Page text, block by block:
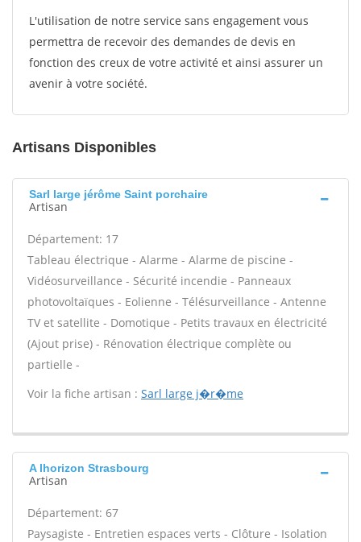
L'utilisation de notre service sans engagement vous
permettra de recevoir des demandes de devis en
fonction des creux de votre activité et ainsi assurer un
avenir à votre société.
Artisans Disponibles
Sarl large jérôme Saint porchaire
Artisan
Département: 17
Tableau électrique - Alarme - Alarme de piscine -
Vidéosurveillance - Sécurité incendie - Panneaux
photovoltaïques - Eolienne - Télésurveillance - Antenne
TV et satellite - Domotique - Petits travaux en électricité
(Ajout prise) - Rénovation électrique complète ou
partielle -
Voir la fiche artisan : Sarl large j�r�me
A lhorizon Strasbourg
Artisan
Département: 67
Paysagiste - Entretien espaces verts - Clôture - Isolation